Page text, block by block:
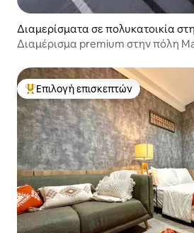
Διαμερίσματα σε πολυκατοικία
camatan Sleman
Διαμέρισμα premium στην πόλη
Κορυφαία επιλογή επισκεπτών
Επιλογή επισκεπτών